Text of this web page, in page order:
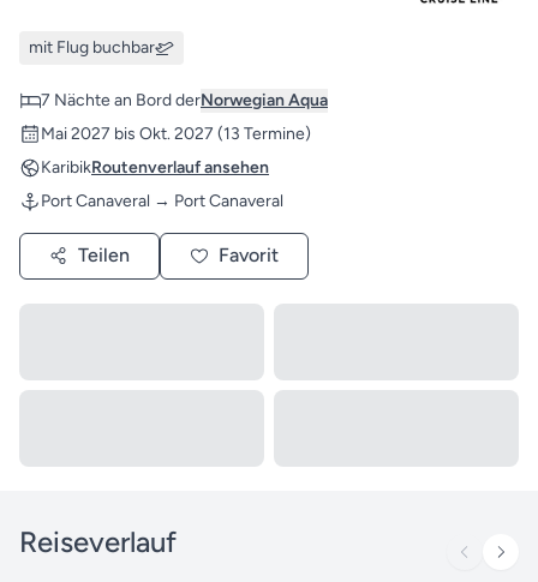
mit Flug buchbar
7 Nächte an Bord derNorwegian Aqua
Mai 2027 bis Okt. 2027 (13 Termine)
KaribikRoutenverlauf ansehen
Port Canaveral → Port Canaveral
Teilen Favorit
Reiseverlauf